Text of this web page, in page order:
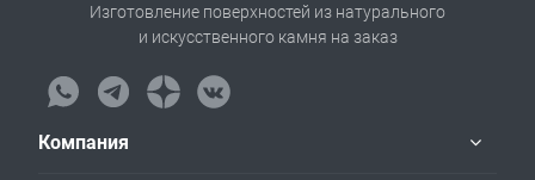
Изготовление поверхностей из натурального
и искусственного камня на заказ
Компания